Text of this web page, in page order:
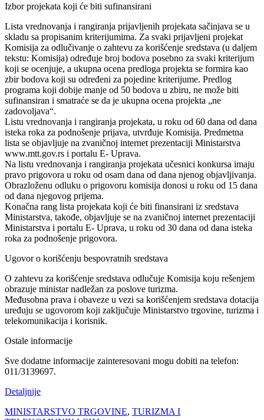
Izbor projekata koji će biti sufinansirani
Lista vrednovanja i rangiranja prijavljenih projekata sačinjava se u
skladu sa propisanim kriterijumima. Za svaki prijavljeni projekat
Komisija za odlučivanje o zahtevu za korišćenje sredstava (u daljem
tekstu: Komisija) određuje broj bodova posebno za svaki kriterijum
koji se ocenjuje, a ukupna ocena predloga projekta se formira kao
zbir bodova koji su određeni za pojedine kriterijume. Predlog
programa koji dobije manje od 50 bodova u zbiru, ne može biti
sufinansiran i smatraće se da je ukupna ocena projekta „ne
zadovoljava“.
Listu vrednovanja i rangiranja projekata, u roku od 60 dana od dana
isteka roka za podnošenje prijava, utvrđuje Komisija. Predmetna
lista se objavljuje na zvaničnoj internet prezentaciji Ministarstva
www.mtt.gov.rs i portalu E- Uprava.
Na listu vrednovanja i rangiranja projekata učesnici konkursa imaju
pravo prigovora u roku od osam dana od dana njenog objavljivanja.
Obrazloženu odluku o prigovoru komisija donosi u roku od 15 dana
od dana njegovog prijema.
Konačna rang lista projekata koji će biti finansirani iz sredstava
Ministarstva, takođe, objavljuje se na zvaničnoj internet prezentaciji
Ministarstva i portalu E- Uprava, u roku od 30 dana od dana isteka
roka za podnošenje prigovora.
Ugovor o korišćenju bespovratnih sredstava
O zahtevu za korišćenje sredstava odlučuje Komisija koju rešenjem
obrazuje ministar nadležan za poslove turizma.
Međusobna prava i obaveze u vezi sa korišćenjem sredstava dotacija
uređuju se ugovorom koji zaključuje Ministarstvo trgovine, turizma i
telekomunikacija i korisnik.
Ostale informacije
Sve dodatne informacije zainteresovani mogu dobiti na telefon:
011/3139697.
Detaljnije
MINISTARSTVO TRGOVINE, TURIZMA I